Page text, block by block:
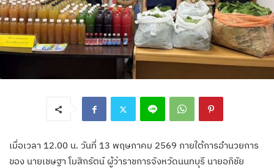
เมื่อเวลา 12.00 น. วันที่ 13 พฤษภาคม 2569 ภายใต้การอำนวยการ
ของ นายเชษฐา โมสิกรัตน์ ผู้ว่าราชการจังหวัดนนทบุรี นายอภิชัย